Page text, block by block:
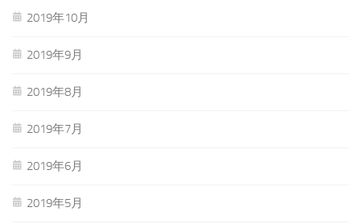
2019年10月
2019年9月
2019年8月
2019年7月
2019年6月
2019年5月